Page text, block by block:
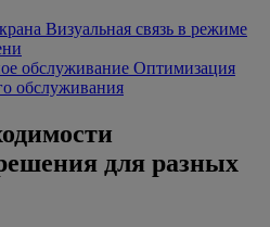
Визуальная связь в режиме
обслуживание Оптимизация
обслуживания
для разных